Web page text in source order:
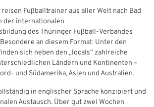
reisen Fußballtrainer aus aller Welt nach Bad
der internationalen
des Thüringer Fußball‑Verbandes
an diesem Format: Unter den
sich neben den „locals“ zahlreiche
Ländern und Kontinenten –
und Südamerika, Asien und Australien.
in englischer Sprache konzipiert und
Austausch. Über gut zwei Wochen